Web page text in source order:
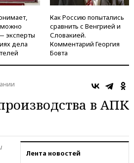
можно
эксперты
дела
Как Россию попытались
сравнить с Венгрией и
Словакией.
Комментарий Георгия
Бовта
в АПК
Лента новостей